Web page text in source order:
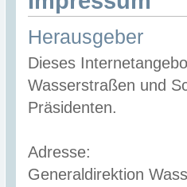
Herausgeber
Dieses
Wasserstraßen und
Präsidenten.
Adresse:
Generaldirektion